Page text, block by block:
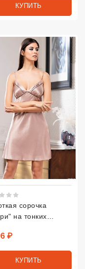
КУПИТЬ
сорочка
на тонких
₽
КУПИТЬ